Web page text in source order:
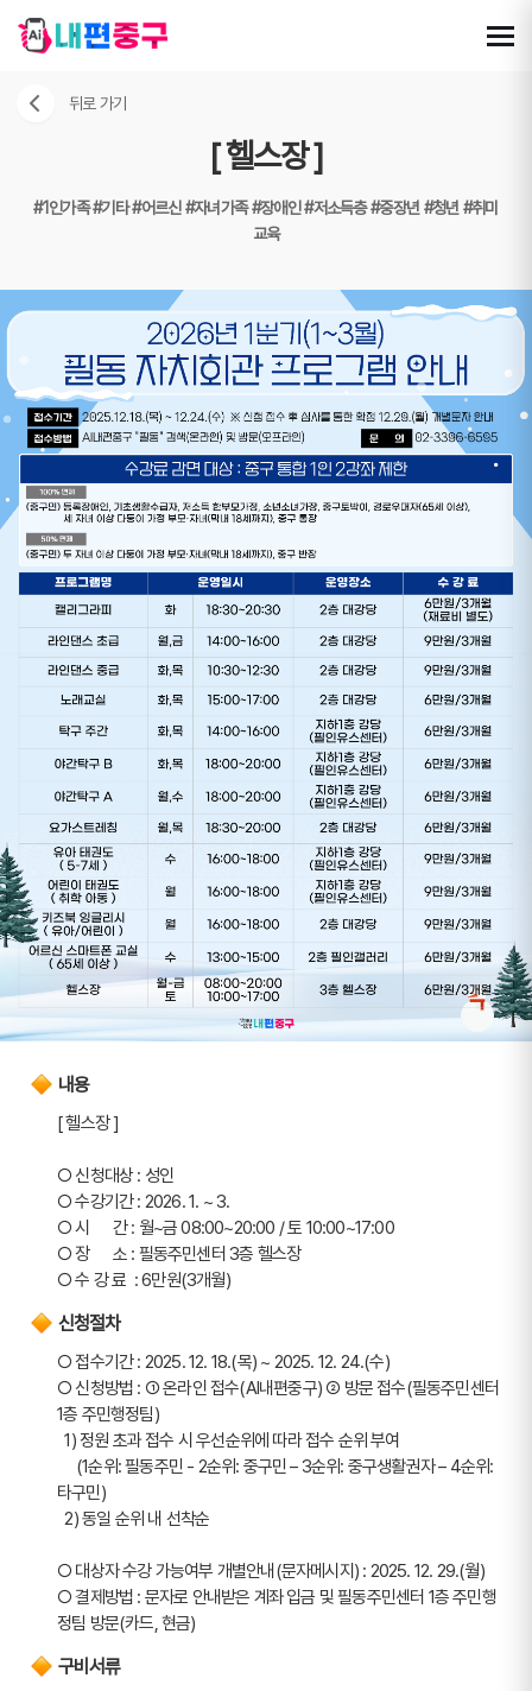
뒤로 가기
[ 헬스장 ]
#1인가족#기타#어르신#자녀가족#장애인#저소득층#중장년#청년#취미
교육
내용
[ 헬스장 ]
○ 신청대상 : 성인
○ 수강기간 : 2026. 1. ~ 3.
○ 시      간 : 월~금 08:00~20:00 / 토 10:00~17:00
○ 장      소 : 필동주민센터 3층 헬스장
○ 수 강 료  : 6만원(3개월)
신청절차
○ 접수기간 : 2025. 12. 18.(목) ~ 2025. 12. 24.(수)
○ 신청방법 : ➀ 온라인 접수(AI내편중구) ➁ 방문 접수(필동주민센터
1층 주민행정팀)
  1) 정원 초과 접수 시 우선순위에 따라 접수 순위 부여
타구민)
  2) 동일 순위 내 선착순
○ 대상자 수강 가능여부 개별안내(문자메시지) : 2025. 12. 29.(월)
○ 결제방법 : 문자로 안내받은 계좌 입금 및 필동주민센터 1층 주민행
정팀 방문(카드, 현금)
구비서류